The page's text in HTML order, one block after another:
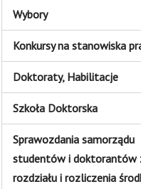
Wybory
Konkursy na stanowiska
Doktoraty, Habilitacje
Szkoła Doktorska
Sprawozdania samorządu
studentów i doktorantów
rozdziału i rozliczenia